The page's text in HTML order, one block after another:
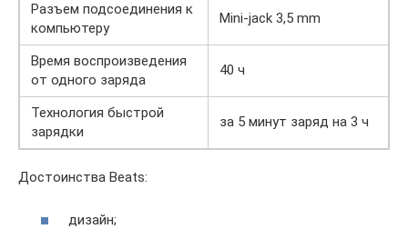
Разъем подсоединения к
компьютеру
Mini-jack 3,5 mm
Время воспроизведения
от одного заряда
40 ч
Технология быстрой
зарядки
за 5 минут заряд на 3 ч
Достоинства Beats:
дизайн;